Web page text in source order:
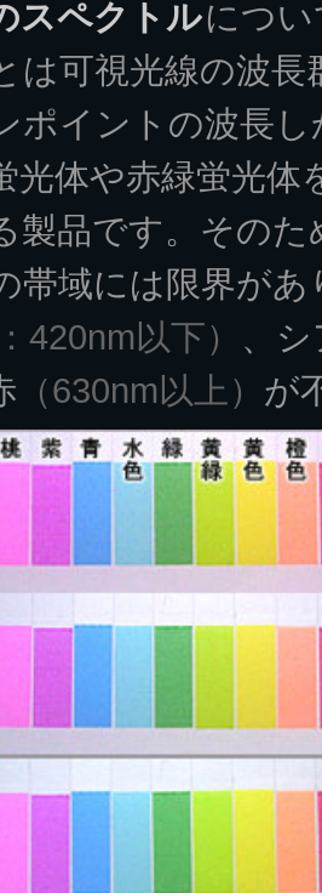
スペクトルにつ
は可視光線の波
ポイントの波長
光体や赤緑蛍光体
製品です。その
帯域には限界が
420nm以下） 、
（630nm以上） が